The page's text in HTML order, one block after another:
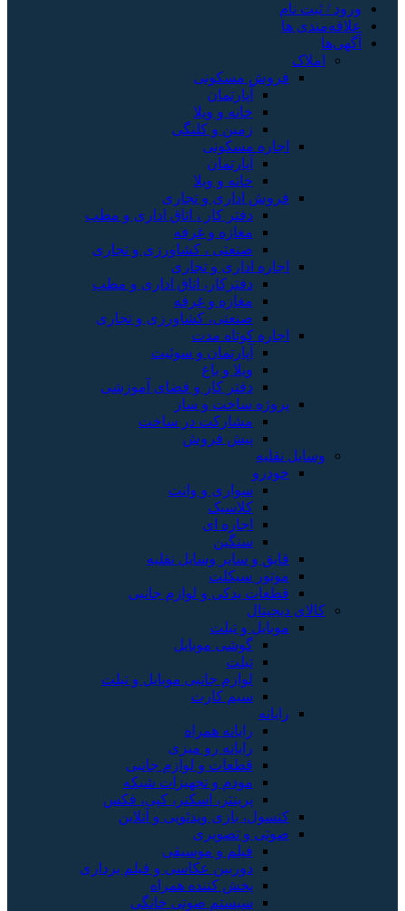
ورود / ثبت نام
علاقه‌مندی ها
آگهی‌ها
املاک
فروش مسکونی
آپارتمان
خانه و ویلا
زمین و کلنگی
اجاره مسکونی
آپارتمان
خانه و ویلا
فروش اداری و تجاری
دفتر کار ، اتاق اداری و مطب
مغازه و غرفه
صنعتی ، کشاورزی و تجاری
اجاره اداری و تجاری
دفترکار، اتاق اداری و مطب
مغازه و غرفه
صنعتی، کشاورزی و تجاری
اجاره کوتاه مدت
آپارتمان و سوئیت
ویلا و باغ
دفتر کار و فضای آموزشی
پروژه ساخت و ساز
مشارکت در ساخت
پیش فروش
وسایل نقلیه
خودرو
سواری و وانت
کلاسیک
اجاره ای
سنگین
قایق و سایر وسایل نقلیه
موتور سیکلت
قطعات یدکی و لوازم جانبی
کالای دیجیتال
موبایل و تبلت
گوشی موبایل
تبلت
لوازم جانبی موبایل و تبلت
سیم کارت
رایانه
رایانه همراه
رایانه رو میزی
قطعات و لوازم جانبی
مودم و تجهیزات شبکه
پرینتر، اسکنر، کپی، فکس
کنسول، بازی‌ ویدئویی و آنلاین
صوتی و تصویری
فیلم و موسیقی
دوربین عکاسی و فیلم برداری
پخش کننده همراه
سیستم صوتی خانگی